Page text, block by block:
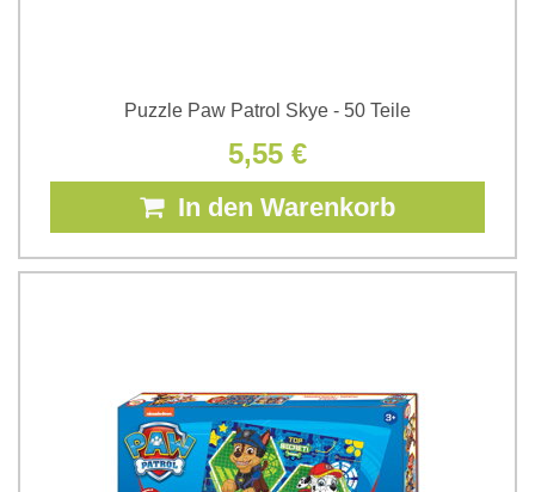
Puzzle Paw Patrol Skye - 50 Teile
5,55 €
In den Warenkorb